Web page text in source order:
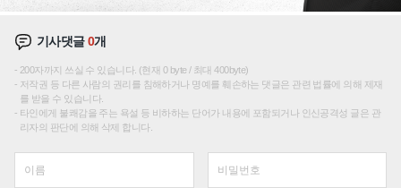
기사댓글0개
200자까지 쓰실 수 있습니다. (현재 0 byte / 최대 400byte)
저작권 등 다른 사람의 권리를 침해하거나 명예를 훼손하는 댓글은 관련 법률에 의해 제재
를 받을 수 있습니다.
타인에게 불쾌감을 주는 욕설 등 비하하는 단어가 내용에 포함되거나 인신공격성 글은 관
리자의 판단에 의해 삭제 합니다.